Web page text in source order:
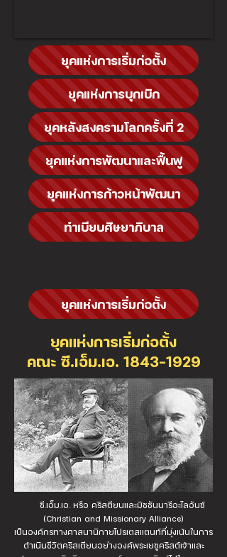
ยุคแห่งการเริ่มก่อตั้ง
ยุคแห่งการบุกเบิก
ยุคหลังสงครามโลกครั้งที่ 2
ยุคแห่งการพัฒนาและฟื้นฟู
ยุคแห่งการก้าวหน้าพัฒนา
ทำเบียบศิษยาภิบาล
ยุคแห่งการเริ่มก่อตั้ง
ยุคแห่งการเริ่มก่อตั้ง
คณะ ซี.เอ็ม.เอ. 1843-1929
ซี.เอ็ม.เอ. หรือ คริสตียนและมิชชันนารีอะไลอันซ์
(Christian and Missionary Alliance)
เป็นองค์กรทางศาสนานิกายโปรเตสแตนท์ที่มุ่งเน้นในการ
ดำเนินชีวิตคริสเตียนอย่างองค์พระเยซูคริสต์เจ้าและ